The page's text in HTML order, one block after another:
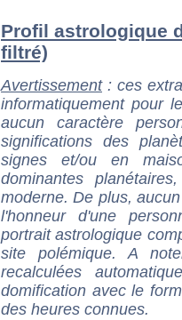
Profil astrologique
filtré)
Avertissement: ces
informatiquement pour
aucun caractère
significations des
signes et/ou en
dominantes
moderne. De plus,
l'honneur d'une
portrait astrologique
site polémique. A
recalculées
domification avec le
des heures connues.